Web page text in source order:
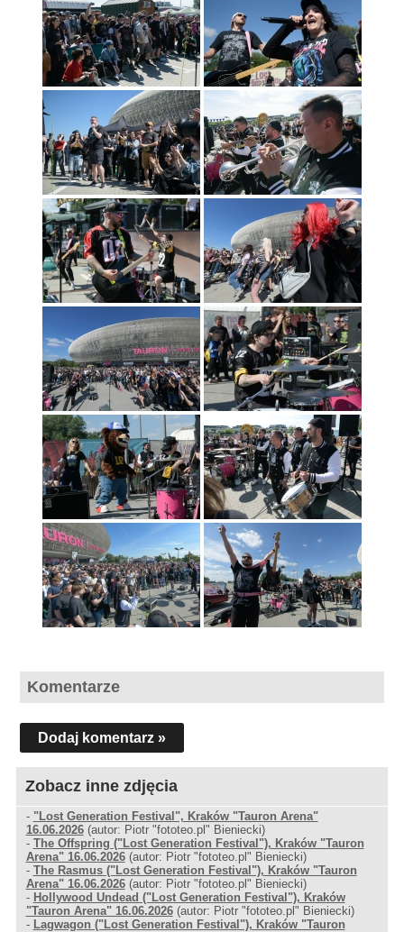
Komentarze
Dodaj komentarz »
Zobacz inne zdjęcia
- "Lost Generation Festival", Kraków "Tauron Arena"
16.06.2026(autor: Piotr "fototeo.pl" Bieniecki)
- The Offspring ("Lost Generation Festival"), Kraków "Tauron
Arena" 16.06.2026(autor: Piotr "fototeo.pl" Bieniecki)
- The Rasmus ("Lost Generation Festival"), Kraków "Tauron
Arena" 16.06.2026(autor: Piotr "fototeo.pl" Bieniecki)
- Hollywood Undead ("Lost Generation Festival"), Kraków
"Tauron Arena" 16.06.2026(autor: Piotr "fototeo.pl" Bieniecki)
- Lagwagon ("Lost Generation Festival"), Kraków "Tauron